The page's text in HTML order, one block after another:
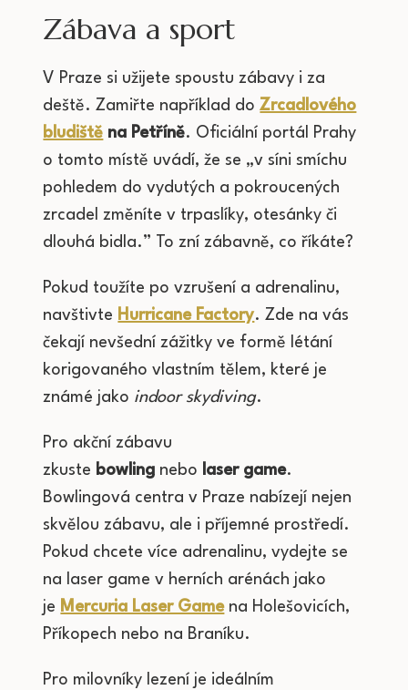
Zábava a sport
V Praze si užijete spoustu zábavy i za
deště. Zamiřte například doZrcadlového
bludiště na Petříně. Oficiální portál Prahy
o tomto místě uvádí, že se „v síni smíchu
pohledem do vydutých a pokroucených
zrcadel změníte v trpaslíky, otesánky či
dlouhá bidla.” To zní zábavně, co říkáte?
Pokud toužíte po vzrušení a adrenalinu,
navštivte Hurricane Factory. Zde na vás
čekají nevšední zážitky ve formě létání
korigovaného vlastním tělem, které je
známé jako indoor skydiving.
Pro akční zábavu
zkuste bowling nebo laser game.
Bowlingová centra v Praze nabízejí nejen
skvělou zábavu, ale i příjemné prostředí.
Pokud chcete více adrenalinu, vydejte se
na laser game v herních arénách jako
je Mercuria Laser Gamena Holešovicích,
Příkopech nebo na Braníku.
Pro milovníky lezení je ideálním